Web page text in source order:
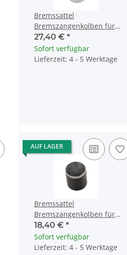
Bremssattel
Bremszangenkolben für
Honda GL 1200 1500 NT 650
700 VF 1000
27,40 € *
Sofort verfügbar
Lieferzeit: 4 - 5 Werktage
AUF LAGER
Bremssattel
Bremszangenkolben für
Kawasaki KLX 250 300 650
KX 125 500 43048-1064
18,40 € *
Sofort verfügbar
Lieferzeit: 4 - 5 Werktage